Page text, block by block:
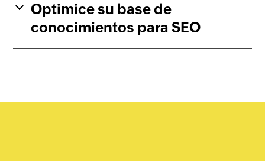
Optimice su base de
conocimientos para SEO